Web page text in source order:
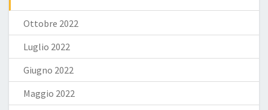
Ottobre 2022
Luglio 2022
Giugno 2022
Maggio 2022